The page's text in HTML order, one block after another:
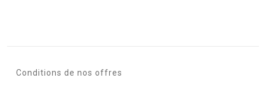
Conditions de nos offres